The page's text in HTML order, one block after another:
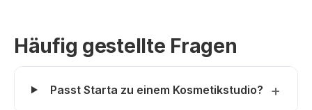
Häufig gestellte Fragen
Passt Starta zu einem Kosmetikstudio?